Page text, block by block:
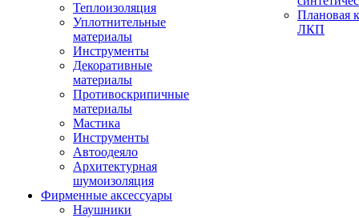
Теплоизоляция
Уплотнительные
материалы
Инструменты
Декоративные
материалы
Противоскрипичные
материалы
Мастика
Инструменты
Автоодеяло
Архитектурная
шумоизоляция
Фирменные аксессуары
Наушники
Плановая
ЛКП